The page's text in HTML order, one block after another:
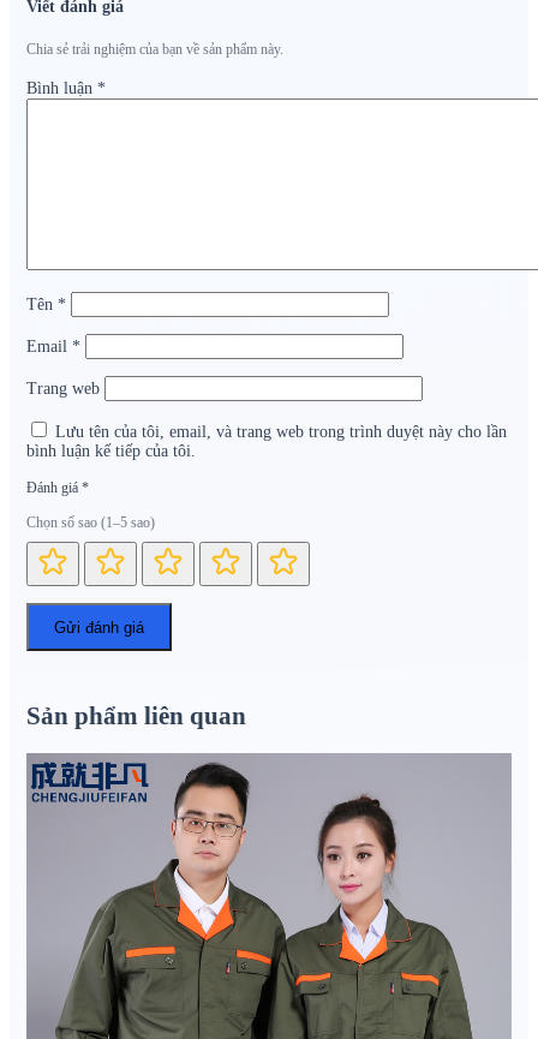
Viết đánh giá
Chia sẻ trải nghiệm của bạn về sản phẩm này.
Bình luận *
Tên *
Email *
Trang web
Lưu tên của tôi, email, và trang web trong trình duyệt này cho lần
bình luận kế tiếp của tôi.
Đánh giá *
Chọn số sao (1–5 sao)
Sản phẩm liên quan